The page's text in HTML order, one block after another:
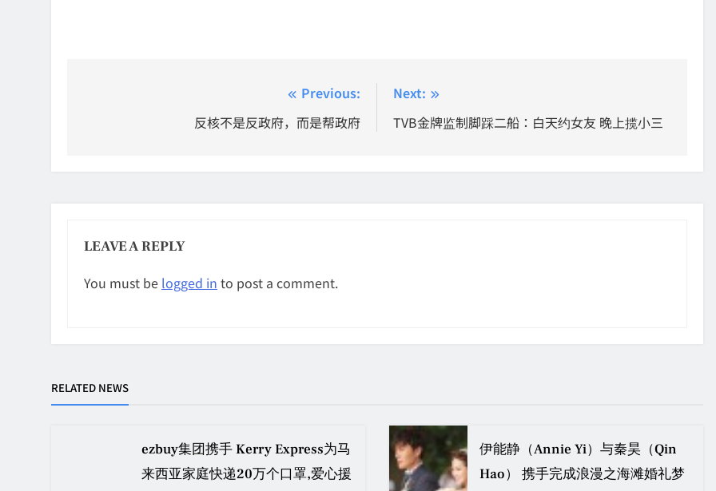
Previous:
反核不是反政府，而是帮政府
Next:
TVB金牌监制脚踩二船：白天约女友 晚上揽小三
LEAVE A REPLY
You must be logged in to post a comment.
RELATED NEWS
ezbuy集团携手 Kerry Express为马
来西亚家庭快递20万个口罩,爱心援
伊能静（Annie Yi）与秦昊（Qin
Hao） 携手完成浪漫之海滩婚礼梦